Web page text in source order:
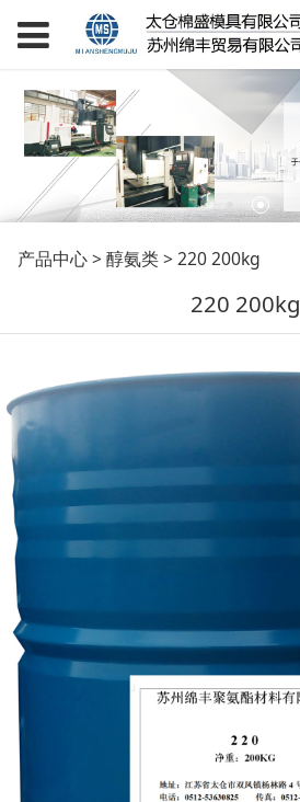
220 200kg
产品中心>醇氨类>220 200kg
220 200kg